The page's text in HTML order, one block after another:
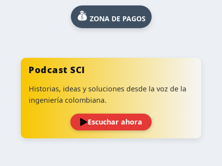
ZONA DE PAGOS
Podcast SCI
Historias, ideas y soluciones desde la voz de la
ingeniería colombiana.
Escuchar ahora